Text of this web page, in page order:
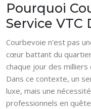
Pourquoi
Service VTC
Courbevoie n’est pas
cœur battant du quartier
chaque jour des
Dans ce contexte, un
luxe, mais une
professionnels en